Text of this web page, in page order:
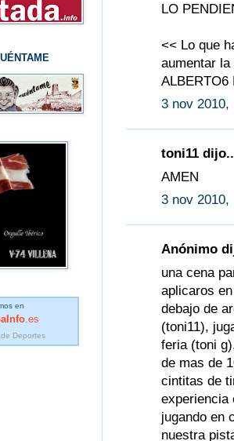
LO
<< Lo que
aumentar
ALBERTO6
3 nov 2010,
toni11
AMEN
3 nov 2010,
Anónimo
una cena
aplicaros
debajo de
(toni11),
feria (toni
de mas de
cintitas de
experiencia
jugando en
nuestra
en
.es
Deportes